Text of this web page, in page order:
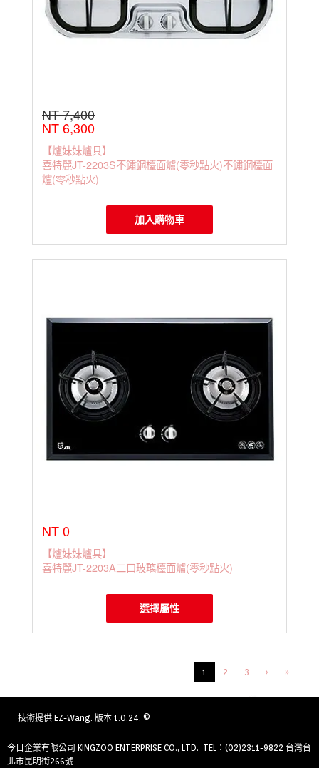
NT 7,400
NT 6,300
【爐妹妹爐具】
喜特麗JT-2203S不鏽鋼檯面爐(零秒點火)不鏽鋼檯面
爐(零秒點火)
加入購物車
NT 0
【爐妹妹爐具】
喜特麗JT-2203A二口玻璃檯面爐(零秒點火)
選擇屬性
1 2 3 › »
技術提供 EZ-Wang. 版本 1.0.24. ©
今日企業有限公司 KINGZOO ENTERPRISE CO., LTD. TEL：(02)2311-9822 台灣台
北市昆明街266號